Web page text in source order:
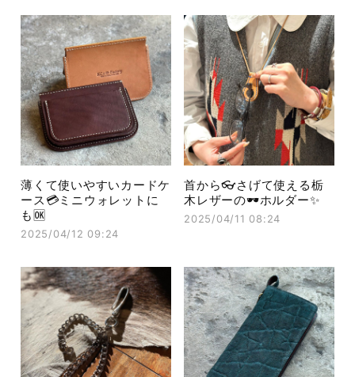
薄くて使いやすいカードケ
ース💳ミニウォレットに
も🆗
2025/04/12 09:24
首から👓さげて使える栃
木レザーの🕶️ホルダー✨
2025/04/11 08:24